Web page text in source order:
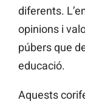
diferents.
opinions i
púbers que
educació.
Aquests